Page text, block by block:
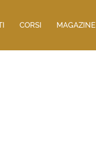
CORSI MAGAZINE